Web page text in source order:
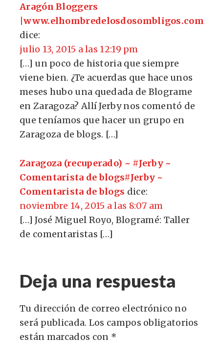
Aragón Bloggers
|www.elhombredelosdosombligos.com
dice:
julio 13, 2015 a las 12:19 pm
[…] un poco de historia que siempre
viene bien. ¿Te acuerdas que hace unos
meses hubo una quedada de Blograme
en Zaragoza? Allí Jerby nos comentó de
que teníamos que hacer un grupo en
Zaragoza de blogs. […]
Zaragoza (recuperado) ~ #Jerby ~
Comentarista de blogs#Jerby ~
Comentarista de blogs dice:
noviembre 14, 2015 a las 8:07 am
[…] José Miguel Royo, Blogramé: Taller
de comentaristas […]
Deja una respuesta
Tu dirección de correo electrónico no
será publicada. Los campos obligatorios
están marcados con *